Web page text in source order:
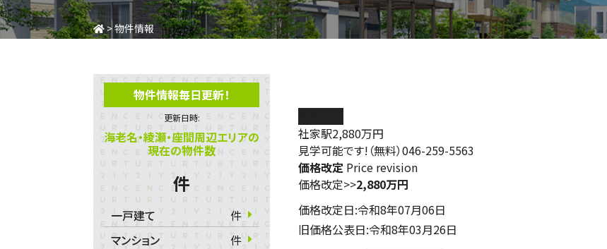
>物件情報
物件情報毎日更新！
更新日時:
海老名・綾瀬・座間周辺エリアの
現在の物件数
件
一戸建て
件
マンション
件
社家駅2,880万円
見学可能です!（無料）046-259-5563
価格改定 Price revision
価格改定>>2,880万円
価格改定日:令和8年07月06日
旧価格公表日:令和8年03月26日